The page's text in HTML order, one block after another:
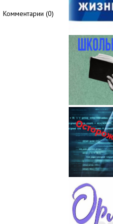
Комментарии (0)